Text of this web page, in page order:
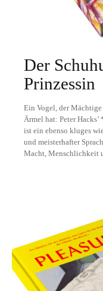
Der
Prinzessin
Ein Vogel, der
Ärmel hat: Peter
ist ein ebenso kluges
und meisterhafter
Macht, Menschlichkeit